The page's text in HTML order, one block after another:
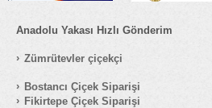
Anadolu Yakası Hızlı Gönderim
Zümrütevler çiçekçi
Bostancı Çiçek Siparişi
Fikirtepe Çiçek Siparişi